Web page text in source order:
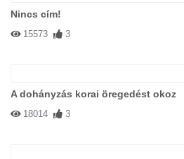
Nincs cím!
15573 3
A dohányzás korai öregedést okoz
18014 3